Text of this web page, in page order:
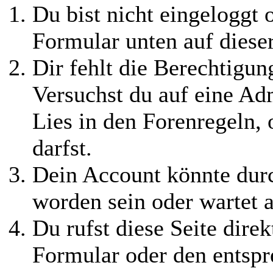
Du bist nicht eingeloggt
Formular unten auf
Dir fehlt die
Versuchst du auf eine
Lies in den Forenregeln,
darfst.
Dein Account könnte
worden sein oder wartet
Du rufst diese Seite
Formular oder den